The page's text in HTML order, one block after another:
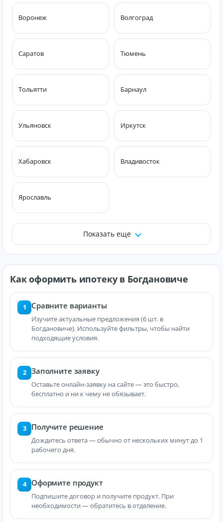
Воронеж Волгоград
Саратов Тюмень
Тольятти Барнаул
Ульяновск Иркутск
Хабаровск Владивосток
Ярославль
Показать еще
Как оформить ипотеку в Богдановиче
1 Сравните варианты
Изучите актуальные предложения (6 шт. в
Богдановиче). Используйте фильтры, чтобы найти
подходящие условия.
2 Заполните заявку
Оставьте онлайн-заявку на сайте — это быстро,
бесплатно и ни к чему не обязывает.
3 Получите решение
Дождитесь ответа — обычно от нескольких минут до 1
рабочего дня.
4 Оформите продукт
Подпишите договор и получите продукт. При
необходимости — обратитесь в отделение.